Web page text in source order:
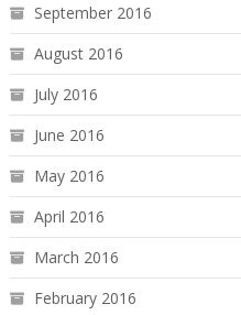
September 2016
August 2016
July 2016
June 2016
May 2016
April 2016
March 2016
February 2016